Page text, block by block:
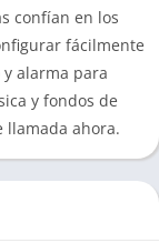
confían en los
fácilmente
alarma para
y fondos de
llamada ahora.